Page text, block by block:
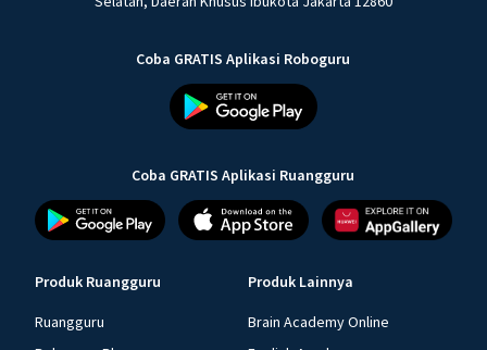
Coba GRATIS Aplikasi Roboguru
Coba GRATIS Aplikasi Ruangguru
Produk Ruangguru
Ruangguru
Produk Lainnya
Brain Academy Online